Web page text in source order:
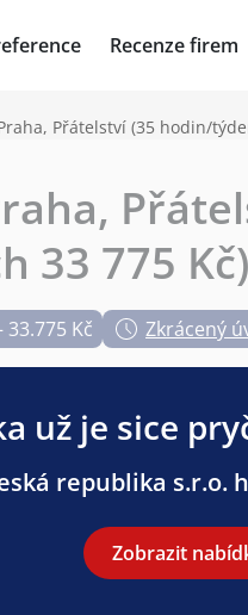
Recenze firem
Přátelství (35 hodin/
33 775 Kč)
33.775 Kč Zkrácený
už je sice
republika s.r.o.
Zobrazit